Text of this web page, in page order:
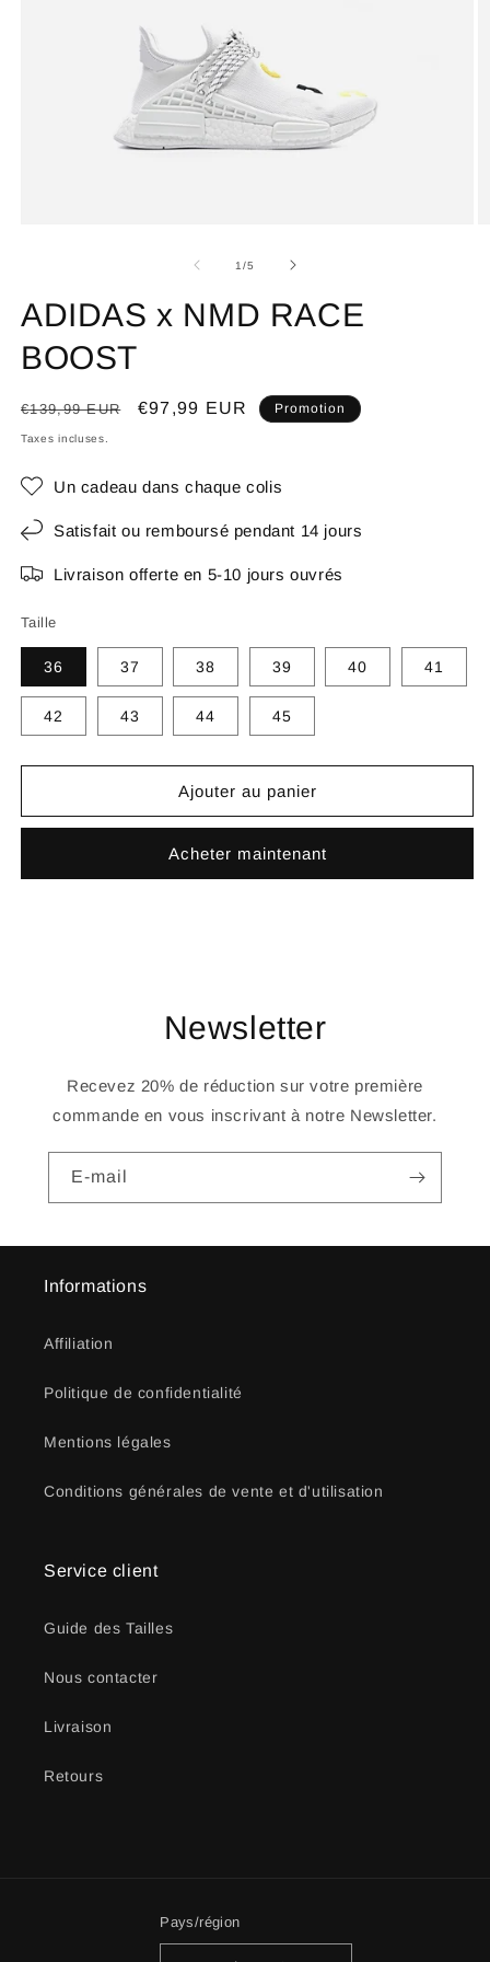
1/de
5
ADIDAS x NMD RACE
BOOST
Prix
habituel
€139,99 EUR
Prix
€97,99 EUR Promotion
Taxes incluses.
Un cadeau dans chaque colis
Satisfait ou remboursé pendant 14 jours
Livraison offerte en 5-10 jours ouvrés
Taille
36 37 38 39 40 41
42 43 44 45
Ajouter au panier
Acheter maintenant
Newsletter
Recevez 20% de réduction sur votre première
commande en vous inscrivant à notre Newsletter.
E-mail
Informations
Affiliation
Politique de confidentialité
Mentions légales
Conditions générales de vente et d'utilisation
Service client
Guide des Tailles
Nous contacter
Livraison
Retours
Pays/région